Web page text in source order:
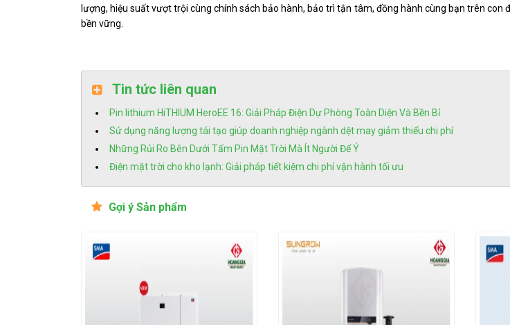
lượng, hiệu suất vượt trội cùng chính sách bảo hành, bảo trì tận tâm, đồng hành cùng bạn trên con
bền vững.
Tin tức liên quan
Pin lithium HiTHIUM HeroEE 16: Giải Pháp Điện Dự Phòng Toàn Diện Và Bền Bỉ
Sử dụng năng lượng tái tạo giúp doanh nghiệp ngành dệt may giảm thiểu chi phí
Những Rủi Ro Bên Dưới Tấm Pin Mặt Trời Mà Ít Người Để Ý
Điện mặt trời cho kho lạnh: Giải pháp tiết kiệm chi phí vận hành tối ưu
Gợi ý Sản phẩm